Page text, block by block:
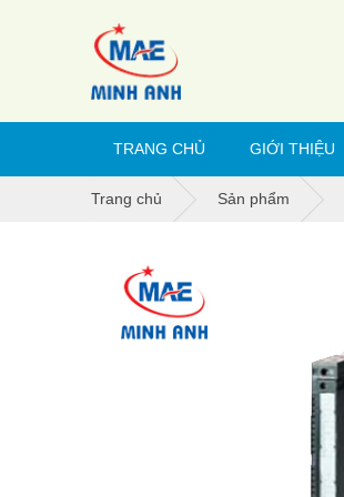
TRANG CHỦ GIỚI THIỆU
Trang chủ Sản phẩm